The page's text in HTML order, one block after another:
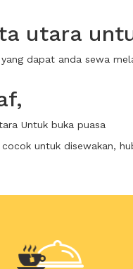
utara
dapat anda sewa
Untuk buka puasa
untuk disewakan,